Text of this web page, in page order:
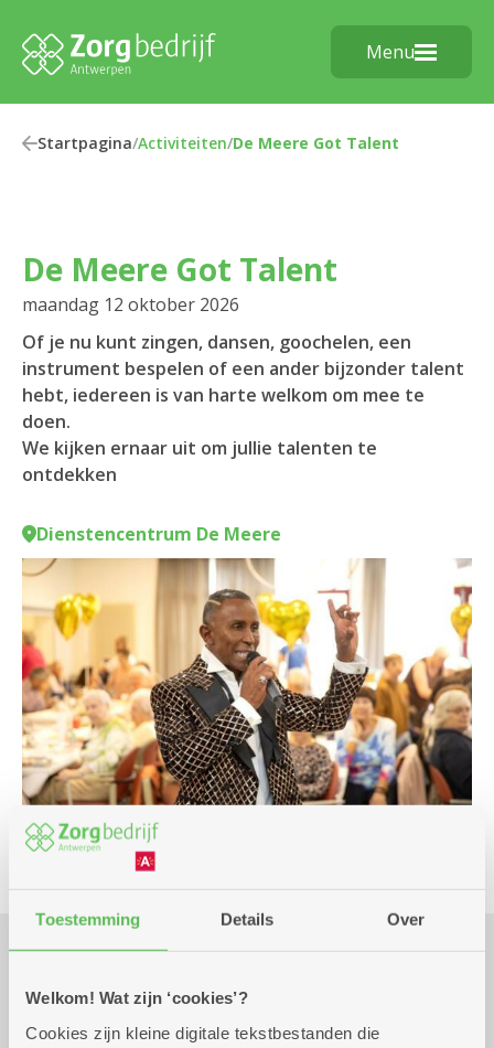
Toestemming Details Over
Welkom! Wat zijn ‘cookies’?
Cookies zijn kleine digitale tekstbestanden die
Menu
Startpagina/Activiteiten/De Meere Got Talent
De Meere Got Talent
maandag 12 oktober 2026
Of je nu kunt zingen, dansen, goochelen, een
instrument bespelen of een ander bijzonder talent
hebt, iedereen is van harte welkom om mee te
doen.
We kijken ernaar uit om jullie talenten te
ontdekken
Dienstencentrum De Meere
Praktisch